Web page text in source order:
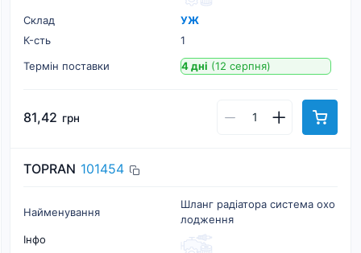
Склад
УЖ
К-cть
1
Термін поставки
4 дні (12 серпня)
81,42 грн
TOPRAN 101454
Найменування
Шланг радіатора система охо
лодження
Інфо